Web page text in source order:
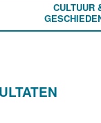
CULTUUR